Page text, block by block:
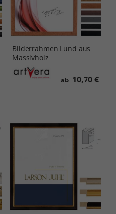
Bilderrahmen Lund aus
Massivholz
ab 10,70 €